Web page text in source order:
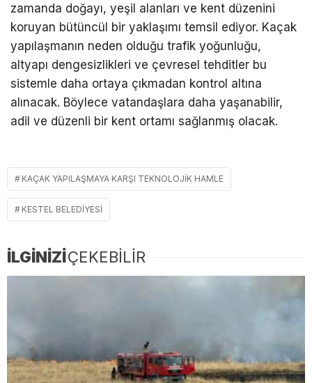
zamanda doğayı, yeşil alanları ve kent düzenini
koruyan bütüncül bir yaklaşımı temsil ediyor. Kaçak
yapılaşmanın neden olduğu trafik yoğunluğu,
altyapı dengesizlikleri ve çevresel tehditler bu
sistemle daha ortaya çıkmadan kontrol altına
alınacak. Böylece vatandaşlara daha yaşanabilir,
adil ve düzenli bir kent ortamı sağlanmış olacak.
KAÇAK YAPILAŞMAYA KARŞI TEKNOLOJIK HAMLE
KESTEL BELEDIYESI
İLGİNİZİÇEKEBİLİR